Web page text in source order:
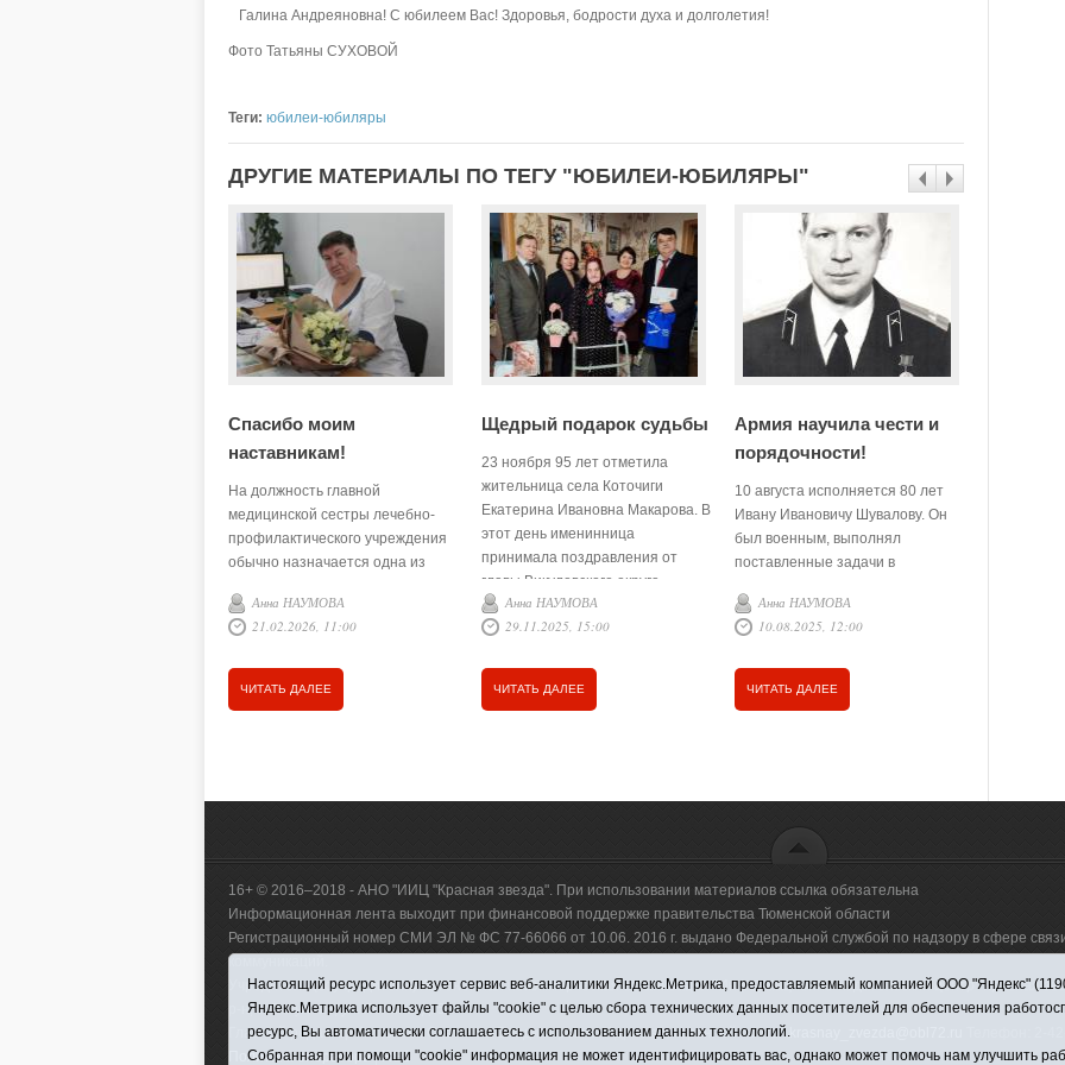
Галина Андреяновна! С юбилеем Вас! Здоровья, бодрости духа и долголетия!
Фото Татьяны СУХОВОЙ
Теги: юбилеи-юбиляры
ДРУГИЕ МАТЕРИАЛЫ ПО ТЕГУ "ЮБИЛЕИ-ЮБИЛЯРЫ"
Спасибо моим
наставникам!
На должность главной
медицинской сестры лечебно-
профилактического учреждения
обычно назначается одна из
хорошо подготовленных
медицинских сестёр,
организаторскими
способностями. Главную
в особенности чистота, уют и
Анна НАУМОВА
21.02.2026, 11:00
ЧИТАТЬ ДАЛЕЕ
Щедрый подарок судьбы
23 ноября 95 лет отметила
жительница села Коточиги
Екатерина Ивановна Макарова. В
этот день именинница
принимала поздравления от
главы Викуловского округа
Андрея Лотова, председателя
районного совета ветеранов
отдела управления соцзащиты
населения Ольги Тропиной,
Путина, цветы и подарок.
Анна НАУМОВА
29.11.2025, 15:00
ЧИТАТЬ ДАЛЕЕ
Армия научила чести и
порядочности!
10 августа исполняется 80 лет
Ивану Ивановичу Шувалову. Он
был военным, выполнял
поставленные задачи в
Союза и за его пределами.
Последние тридцать два года
большой период моей жизни
прожит здесь», - говорит он.
Анна НАУМОВА
10.08.2025, 12:00
ЧИТАТЬ ДАЛЕЕ
16+ © 2016–2018 - АНО "ИИЦ "Красная звезда". При использовании материалов ссылка обязательна
Информационная лента выходит при финансовой поддержке правительства Тюменской области
Регистрационный номер СМИ ЭЛ № ФС 77-66066 от 10.06. 2016 г. выдано Федеральной службой по надзору в сфере
коммуникаций.
Учредитель (соучредители) Автономная некоммерческая организация "Информационно-издательский центр "Красная
р-н, с. Викулово, ул. Ленина, д. 5).
Главный редактор Антюхова Светлана Владимировна. Адрес электронной почты:krasnay_zvezda@obl72.ru
Политика оператора|RSS
Настоящий ресурс использует сервис веб-аналитики Яндекс.Метрика, предоставляемый компанией ООО "Яндекс"
Яндекс.Метрика использует файлы "cookie" с целью сбора технических данных посетителей для обеспечения
ресурс, Вы автоматически соглашаетесь с использованием данных технологий.
Собранная при помощи "cookie" информация не может идентифицировать вас, однако может помочь нам улучшить